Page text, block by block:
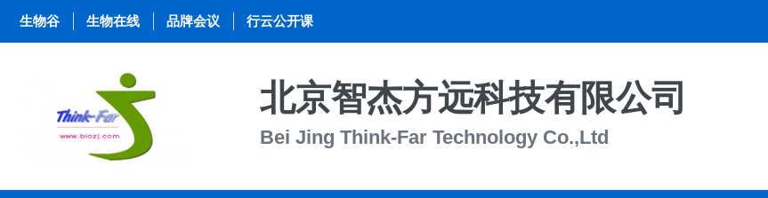
生物谷 生物在线 品牌会议 行云公开课
北京智杰方远科技有限公司
Bei Jing Think-Far Technology Co.,Ltd